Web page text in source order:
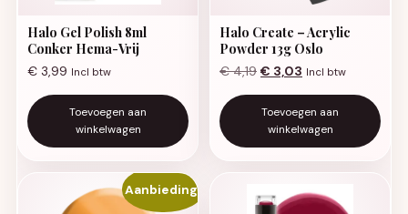
Halo Gel Polish 8ml
Conker Hema-Vrij
€ 3,99 Incl btw
Toevoegen aan
winkelwagen
Halo Create – Acrylic
Powder 13g Oslo
€4,19 Oorspronkelijke prijs
€ 3,03 Huidige prijs is: €
Incl btw
Toevoegen aan
winkelwagen
Aanbieding!